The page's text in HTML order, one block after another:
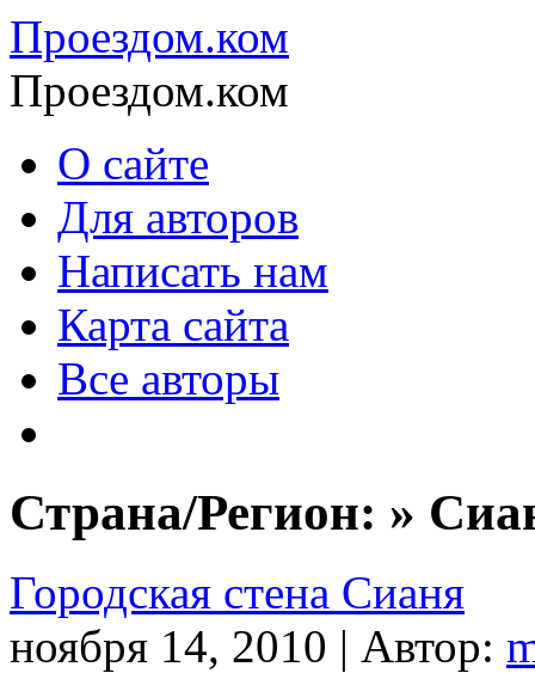
Проездом.ком
Проездом.ком
О сайте
Для авторов
Написать нам
Карта сайта
Все авторы
Страна/Регион: »
Городская стена Сианя
ноября 14, 2010 | Автор: